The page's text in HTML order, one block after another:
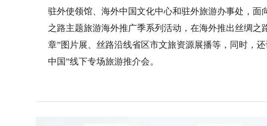
驻外使领馆、海外中国文化中心和驻外旅游办事处，
之路主题旅游海外推广季系列活动，在海外推出丝绸之
章”图片展、丝路沿线省区市文旅资源展播等，同时，
中国”线下专场旅游推介会。